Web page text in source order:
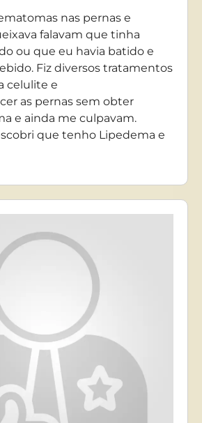
nas pernas e
falavam que tinha
ou que eu havia batido e
Fiz diversos tratamentos
celulite e
as pernas sem obter
e ainda me culpavam.
que tenho Lipedema e